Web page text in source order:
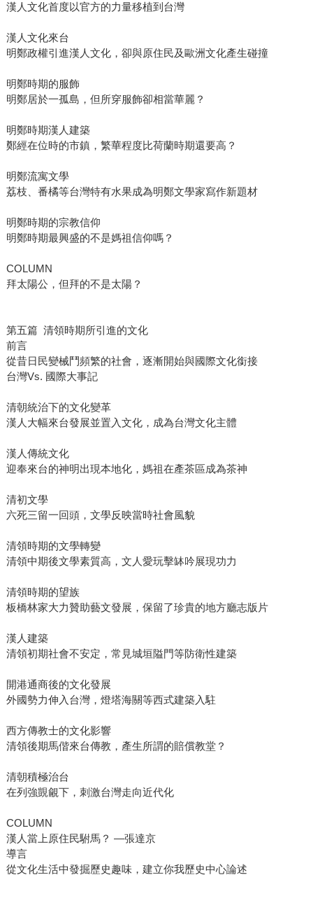
漢人文化首度以官方的力量移植到台灣
漢人文化來台
明鄭政權引進漢人文化，卻與原住民及歐洲文化產生碰撞
明鄭時期的服飾
明鄭居於一孤島，但所穿服飾卻相當華麗？
明鄭時期漢人建築
鄭經在位時的市鎮，繁華程度比荷蘭時期還要高？
明鄭流寓文學
荔枝、番橘等台灣特有水果成為明鄭文學家寫作新題材
明鄭時期的宗教信仰
明鄭時期最興盛的不是媽祖信仰嗎？
COLUMN
拜太陽公，但拜的不是太陽？
第五篇 清領時期所引進的文化
前言
從昔日民變械鬥頻繁的社會，逐漸開始與國際文化銜接
台灣Vs. 國際大事記
清朝統治下的文化變革
漢人大幅來台發展並置入文化，成為台灣文化主體
漢人傳統文化
迎奉來台的神明出現本地化，媽祖在產茶區成為茶神
清初文學
六死三留一回頭，文學反映當時社會風貌
清領時期的文學轉變
清領中期後文學素質高，文人愛玩擊缽吟展現功力
清領時期的望族
板橋林家大力贊助藝文發展，保留了珍貴的地方廳志版片
漢人建築
清領初期社會不安定，常見城垣隘門等防衛性建築
開港通商後的文化發展
外國勢力伸入台灣，燈塔海關等西式建築入駐
西方傳教士的文化影響
清領後期馬偕來台傳教，產生所謂的賠償教堂？
清朝積極治台
在列強覬覦下，刺激台灣走向近代化
COLUMN
漢人當上原住民駙馬？ —張達京
導言
從文化生活中發掘歷史趣味，建立你我歷史中心論述